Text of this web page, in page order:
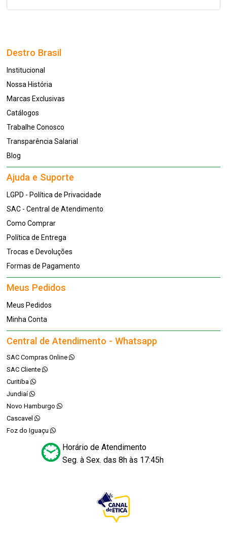
Destro Brasil
Institucional
Nossa História
Marcas Exclusivas
Catálogos
Trabalhe Conosco
Transparência Salarial
Blog
Ajuda e Suporte
LGPD - Política de Privacidade
SAC - Central de Atendimento
Como Comprar
Política de Entrega
Trocas e Devoluções
Formas de Pagamento
Meus Pedidos
Meus Pedidos
Minha Conta
Central de Atendimento - Whatsapp
SAC Compras Online
SAC Cliente
Curitiba
Jundiaí
Novo Hamburgo
Cascavel
Foz do Iguaçu
Horário de Atendimento
Seg. à Sex. das 8h às 17:45h